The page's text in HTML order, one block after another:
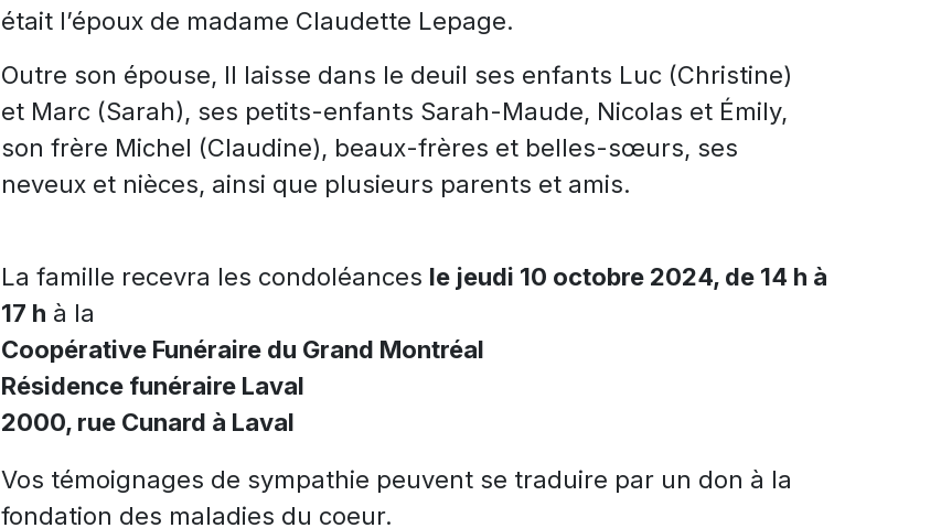
était l’époux de madame Claudette Lepage.
Outre son épouse, Il laisse dans le deuil ses enfants Luc (Christine)
et Marc (Sarah), ses petits-enfants Sarah-Maude, Nicolas et Émily,
son frère Michel (Claudine), beaux-frères et belles-sœurs, ses
neveux et nièces, ainsi que plusieurs parents et amis.
La famille recevra les condoléances le jeudi 10 octobre 2024, de 14 h à
17 h à la
Coopérative Funéraire du Grand Montréal
Résidence funéraire Laval
2000, rue Cunard à Laval
Vos témoignages de sympathie peuvent se traduire par un don à la
fondation des maladies du coeur.